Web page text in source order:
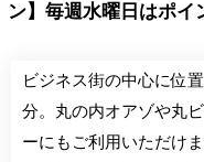
ン】毎週水曜日はポイ
ビジネス街の中心に位
分。丸の内オアゾや丸
ーにもご利用いただけ